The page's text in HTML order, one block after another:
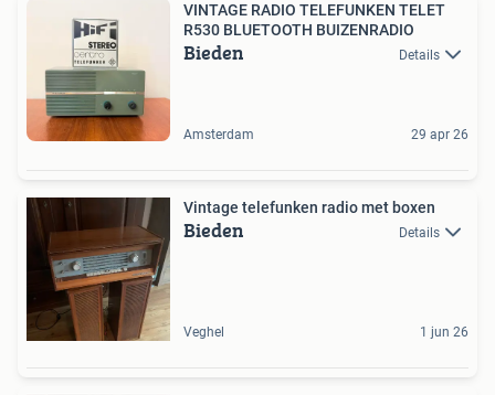
VINTAGE RADIO TELEFUNKEN TELET
R530 BLUETOOTH BUIZENRADIO
Bieden Details
Amsterdam 29 apr 26
Vintage telefunken radio met boxen
Bieden Details
Veghel 1 jun 26